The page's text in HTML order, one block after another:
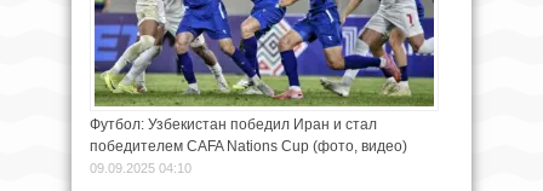
Футбол: Узбекистан победил Иран и стал
победителем CAFA Nations Cup (фото, видео)
09.09.2025 04:10